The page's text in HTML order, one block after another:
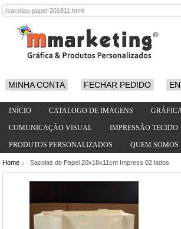
MINHA CONTA FECHAR PEDIDO
INÍCIO CATALOGO DE IMAGENS
COMUNICAÇÃO VISUAL IMPRESSÃO TECIDO
PRODUTOS PERSONALIZADOS QUEM SOMOS
Home Sacolas de Papel 20x18x11cm Impress 02 lados